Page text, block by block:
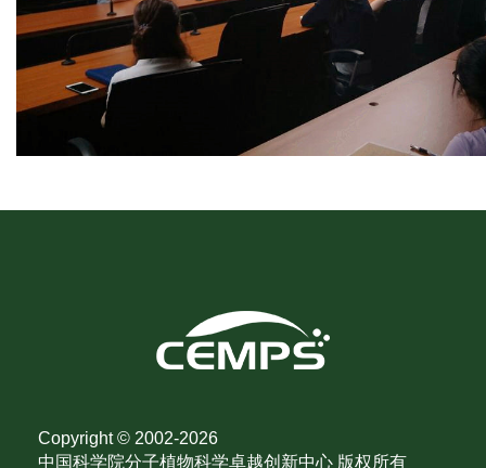
Copyright © 2002-2026
中国科学院分子植物科学卓越创新中心 版权所有